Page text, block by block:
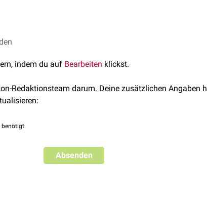
rechtwinklig vom
Fossa infratemporalis. Durch die Fissura
die Fissur zur Fossa pterygopalatina.
: Er zieht aus der Fossa pterygopalatina über die Fissur
indem du auf Bearbeiten klickst.
Redaktionsteam darum. Deine zusätzlichen Angaben
benötigt.
Absenden